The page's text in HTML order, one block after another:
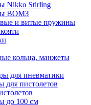
Nikko Stirling
ВОМЗ
и витые пружины
кольца, манжеты
для пневматики
для пистолетов
до 100 см